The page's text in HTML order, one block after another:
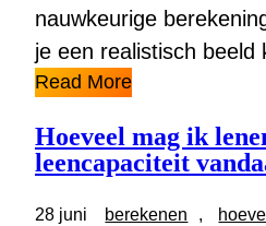
nauwkeurige
je een realistisch
Read More
Hoeveel mag ik
leencapaciteit
28 juni
berekenen ,